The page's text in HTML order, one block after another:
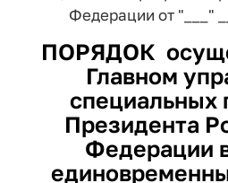
Федерации от "___"
ПОРЯДОК
Главном
специальных
Президента
Федерации